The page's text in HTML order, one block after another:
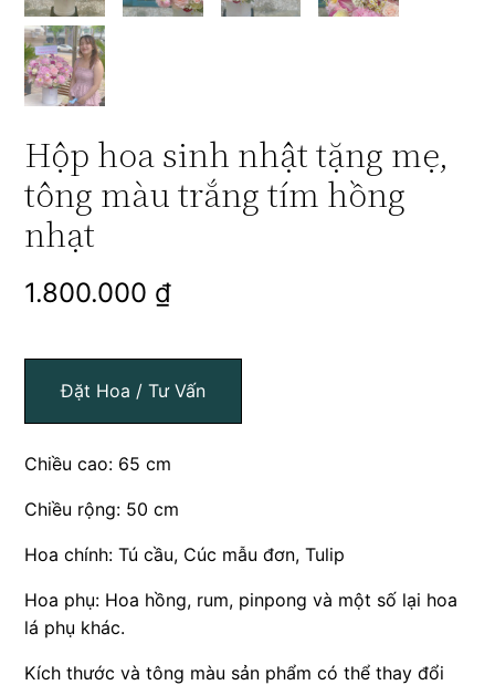
Hộp hoa sinh nhật tặng mẹ,
tông màu trắng tím hồng
nhạt
1.800.000 ₫
Đặt Hoa / Tư Vấn
Chiều cao: 65 cm
Chiều rộng: 50 cm
Hoa chính: Tú cầu, Cúc mẫu đơn, Tulip
Hoa phụ: Hoa hồng, rum, pinpong và một số lại hoa
lá phụ khác.
Kích thước và tông màu sản phẩm có thể thay đổi